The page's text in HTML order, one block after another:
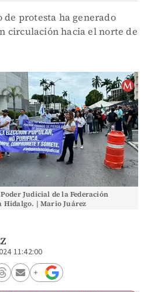
de protesta ha generado
circulación hacia el norte de
Judicial de la Federación
Hidalgo. | Mario Juárez
11:42:00